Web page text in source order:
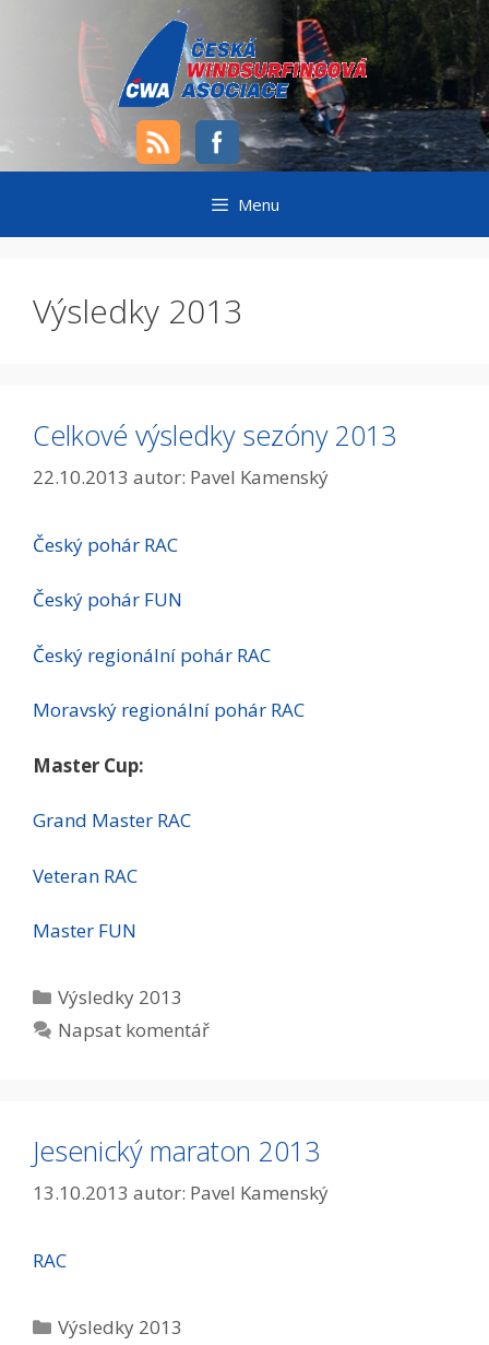
Menu
Výsledky 2013
Celkové výsledky sezóny 2013
22.10.2013 autor: Pavel Kamenský
Český pohár RAC
Český pohár FUN
Český regionální pohár RAC
Moravský regionální pohár RAC
Master Cup:
Grand Master RAC
Veteran RAC
Master FUN
Rubriky
Výsledky 2013
Napsat komentář
Jesenický maraton 2013
13.10.2013 autor: Pavel Kamenský
RAC
Rubriky
Výsledky 2013